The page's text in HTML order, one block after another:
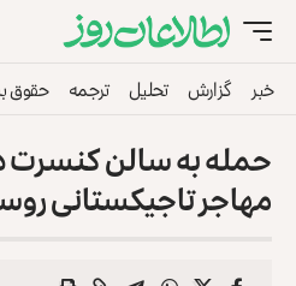
خبر گزارش تحلیل ترجمه حقوق
حمله به سالن کنسرت
مهاجر تاجیکستانی